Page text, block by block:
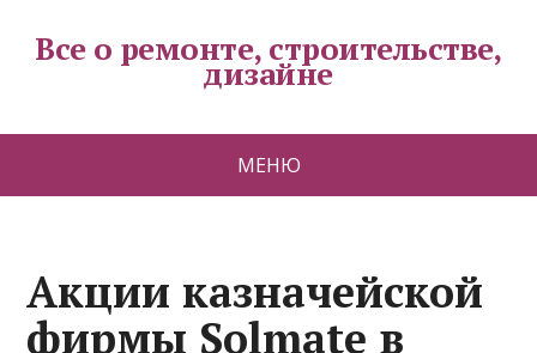
Все о ремонте, строительстве,
дизайне
МЕНЮ
Акции казначейской
фирмы Solmate в